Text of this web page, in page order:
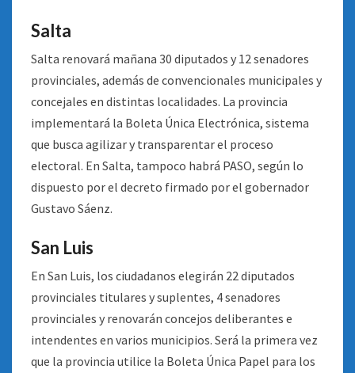
Salta
Salta renovará mañana 30 diputados y 12 senadores
provinciales, además de convencionales municipales y
concejales en distintas localidades. La provincia
implementará la Boleta Única Electrónica, sistema
que busca agilizar y transparentar el proceso
electoral. En Salta, tampoco habrá PASO, según lo
dispuesto por el decreto firmado por el gobernador
Gustavo Sáenz.
San Luis
En San Luis, los ciudadanos elegirán 22 diputados
provinciales titulares y suplentes, 4 senadores
provinciales y renovarán concejos deliberantes e
intendentes en varios municipios. Será la primera vez
que la provincia utilice la Boleta Única Papel para los